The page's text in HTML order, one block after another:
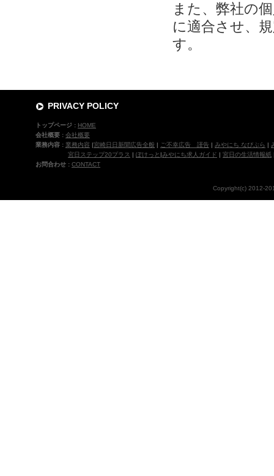
また、弊社の
に適合させ、
す。
PRIVACY POLICY
トップページ : HOME
会社概要 : 会社概要
業務内容 : 業務内容 |宮崎日日新聞広告全般 | ご不幸広告 謹告 | みやにち なびぷら |
宮日ステップ20プラス | ぽけっと|みやにち求人ガイド | 宮日の生活情報紙
お問合わせ : CONTACT
Copyright(c) 2012-